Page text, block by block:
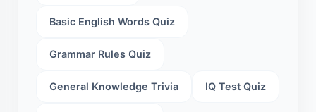
Basic English Words Quiz
Grammar Rules Quiz
General Knowledge Trivia IQ Test Quiz